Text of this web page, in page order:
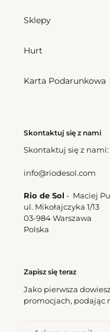
Sklepy
Hurt
Karta Podarunkowa
Skontaktuj się z nami
Skontaktuj się z nami:
info@riodesol.com
Rio de Sol - Maciej
ul. Mikołajczyka 1/13
03-984 Warszawa
Polska
Zapisz się teraz
Jako pierwsza
promocjach, podając